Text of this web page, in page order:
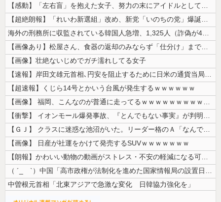
【感動】「左右盲」を抱えた女子、努力の末にアイドルとしてデビューするｗ...
【超絶朗報】「れいわ新選組」改め、新党「いのちの党」爆誕！！！うおおお...
海外の刑務所に収監されている韓国人急増、1,325人（詐偽が4分の1）...
【画像あり】松屋さん、食器の返却のみならず「仕分け」まで客にやらせてし...
【画像】壮絶ないじめでガチ濡れしてる女子
【速報】岸田文雄元首相､円安を阻止するために日米の通貨当局が実施した為...
【超速報】くじら14号とかいう台風が発生するｗｗｗｗｗｗ
【画像】 福岡、こんなのが普通に走ってるｗｗｗｗｗｗｗｗｗｗｗｗｗｗｗ...
【衝撃】 イオンモール爆発事故、『とんでもない事実』が判明してしまう・...
【ＧＪ】 クラスに迷惑な池沼がいた。リーダー格のＡ「なんで支援学級に入...
【画像】 日産が社運をかけて発売するSUVｗｗｗｗｗｗｗ
【朗報】かわいい動物の動画がストレス・不安の軽減になる可能性。英大学の...
（ ´_ゝ`）中国「高市政権が法制化を進めた国家情報局の設置日が7月3...
中曽根元首相「北東アジアで急激な変化 日韓協力強化を」